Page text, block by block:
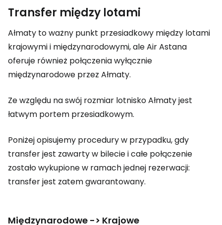
Transfer między lotami
Ałmaty to ważny punkt przesiadkowy między lotami
krajowymi i międzynarodowymi, ale Air Astana
oferuje również połączenia wyłącznie
międzynarodowe przez Ałmaty.
Ze względu na swój rozmiar lotnisko Ałmaty jest
łatwym portem przesiadkowym.
Poniżej opisujemy procedury w przypadku, gdy
transfer jest zawarty w bilecie i całe połączenie
zostało wykupione w ramach jednej rezerwacji:
transfer jest zatem gwarantowany.
Międzynarodowe -> Krajowe